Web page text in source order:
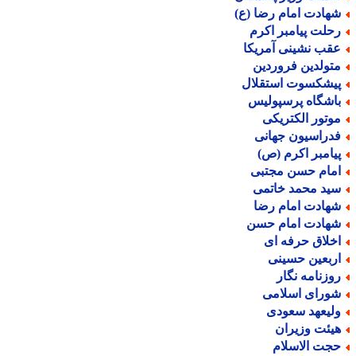
امام رضا (ع)
پیامبر اکرم
نشینی آمریکا
فروردین
استقلال
پرسپولیس
الکتریکی
جهانی
اکرم (ص)
حسن مجتبی
محمد خاتمی
امام رضا
امام حسن
حرفه ای
حسینی
نگار
اسلامی
سعودی
وزیران
الاسلام